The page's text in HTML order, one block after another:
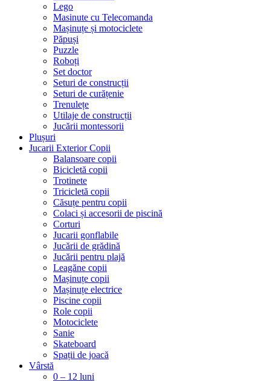
Lego
Masinute cu Telecomanda
Mașinuțe și motociclete
Păpuși
Puzzle
Roboți
Set doctor
Seturi de construcții
Seturi de curățenie
Trenulețe
Utilaje de construcții
Jucării montessorii
Plușuri
Jucarii Exterior Copii
Balansoare copii
Bicicletă copii
Trotinete
Tricicletă copii
Căsuțe pentru copii
Colaci și accesorii de piscină
Corturi
Jucarii gonflabile
Jucării de grădină
Jucării pentru plajă
Leagăne copii
Mașinuțe copii
Mașinuțe electrice
Piscine copii
Role copii
Motociclete
Sanie
Skateboard
Spații de joacă
Vârstă
0 – 12 luni